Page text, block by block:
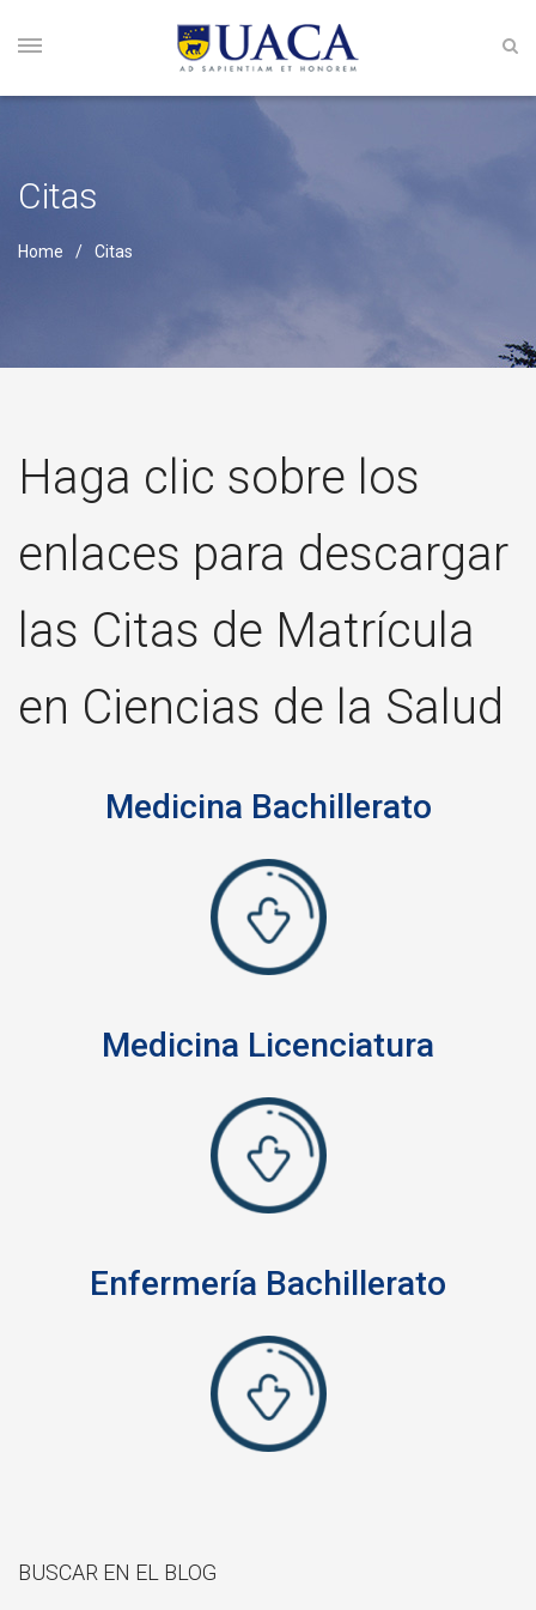
Citas
Home Citas
Haga clic sobre los
enlaces para descargar
las Citas de Matrícula
en Ciencias de la Salud
Medicina Bachillerato
Medicina Licenciatura
Enfermería Bachillerato
BUSCAR EN EL BLOG